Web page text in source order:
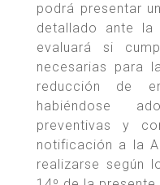
podrá presentar
detallado ante la
evaluará si
necesarias para
reducción de
habiéndose
preventivas y
notificación a la
realizarse según